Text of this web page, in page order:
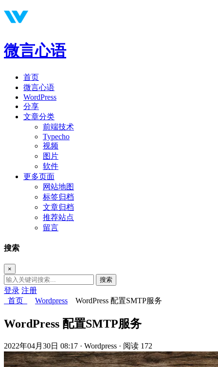
微言心语
首页
微言心语
WordPress
分享
文章分类
前端技术
Typecho
视频
图片
软件
更多页面
网站地图
标签归档
文章归档
推荐站点
留言
搜索
×
搜索
登录 注册
首页
Wordpress WordPress 配置SMTP服务
WordPress 配置SMTP服务
2022年04月30日 08:17 · Wordpress · 阅读 172